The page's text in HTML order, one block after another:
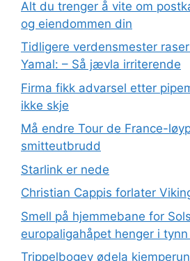
Alt du trenger å vite om
og eiendommen din
Tidligere verdensmester
Yamal: – Så jævla irriterende
Firma fikk advarsel etter
ikke skje
Må endre Tour de France-
smitteutbrudd
Starlink er nede
Christian Cappis forlater
Smell på hjemmebane for
europaligahåpet henger i
Trippelbogey ødela